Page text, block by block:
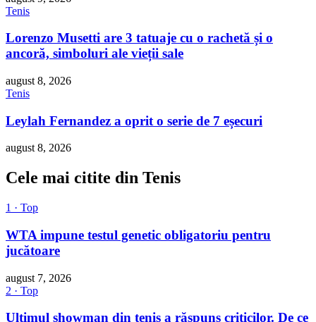
Tenis
Lorenzo Musetti are 3 tatuaje cu o rachetă și o
ancoră, simboluri ale vieții sale
august 8, 2026
Tenis
Leylah Fernandez a oprit o serie de 7 eșecuri
august 8, 2026
Cele mai citite din Tenis
1 · Top
WTA impune testul genetic obligatoriu pentru
jucătoare
august 7, 2026
2 · Top
Ultimul showman din tenis a răspuns criticilor. De ce